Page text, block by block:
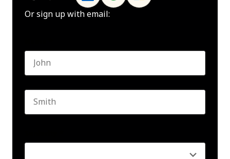
Or sign up with email: